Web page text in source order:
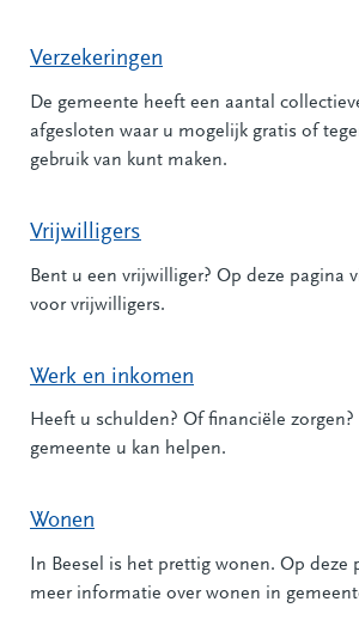
Verzekeringen
De gemeente heeft een aantal
afgesloten waar u mogelijk gratis of
gebruik van kunt maken.
Vrijwilligers
Bent u een vrijwilliger? Op deze pagina
voor vrijwilligers.
Werk en inkomen
Heeft u schulden? Of financiële
gemeente u kan helpen.
Wonen
In Beesel is het prettig wonen. Op deze
meer informatie over wonen in